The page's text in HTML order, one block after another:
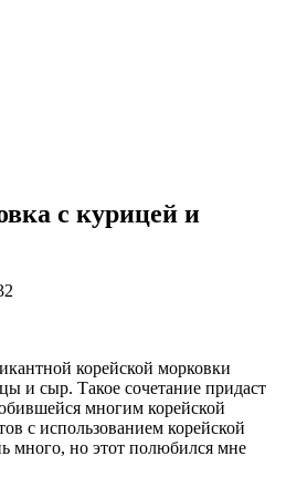
с курицей и
корейской морковки
и сыр. Такое сочетание придаст
многим корейской
с использованием корейской
много, но этот полюбился мне